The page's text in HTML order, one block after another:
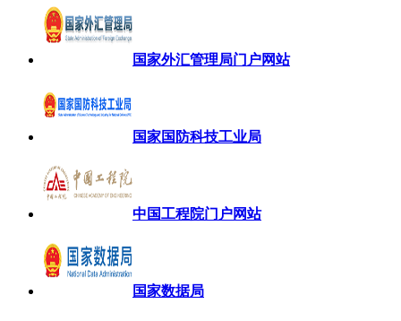
国家外汇管理局门户网站
国家国防科技工业局
中国工程院门户网站
国家数据局